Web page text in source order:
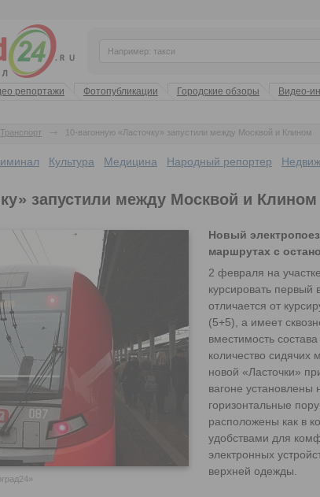
репортажи Фотопубликации Городские обзоры Видео-
Транспорт 10-вагонную «Ласточку» запустили между Москвой и Клином
Культура Медицина Народный репортер
запустили между Москвой и Клином
Новый
маршрутах с
2 февраля на
курсировать первый
отличается от
(5+5), а имеет
вместимость
количество сидячих
новой «Ласточки»
вагоне установлены
горизонтальные
расположены как в
удобствами для
электронных
верхней одежды.